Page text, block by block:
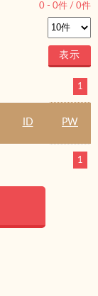
0 - 0件 / 0件
1
ID PW
1